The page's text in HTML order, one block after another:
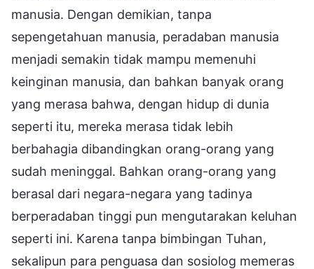
manusia. Dengan demikian, tanpa
sepengetahuan manusia, peradaban manusia
menjadi semakin tidak mampu memenuhi
keinginan manusia, dan bahkan banyak orang
yang merasa bahwa, dengan hidup di dunia
seperti itu, mereka merasa tidak lebih
berbahagia dibandingkan orang-orang yang
sudah meninggal. Bahkan orang-orang yang
berasal dari negara-negara yang tadinya
berperadaban tinggi pun mengutarakan keluhan
seperti ini. Karena tanpa bimbingan Tuhan,
sekalipun para penguasa dan sosiolog memeras